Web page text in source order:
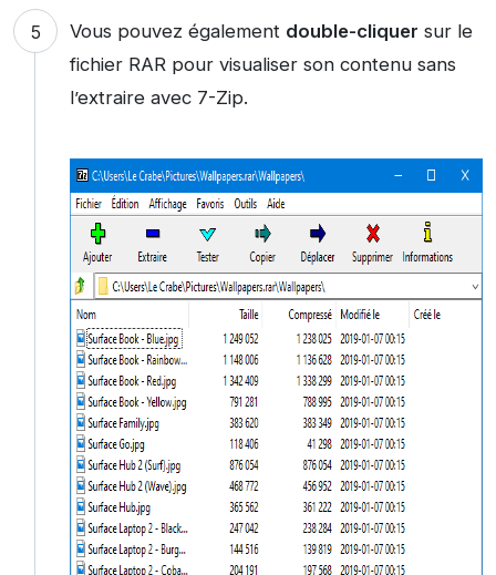
Vous pouvez également double-cliquer sur le
fichier RAR pour visualiser son contenu sans
l’extraire avec 7-Zip.